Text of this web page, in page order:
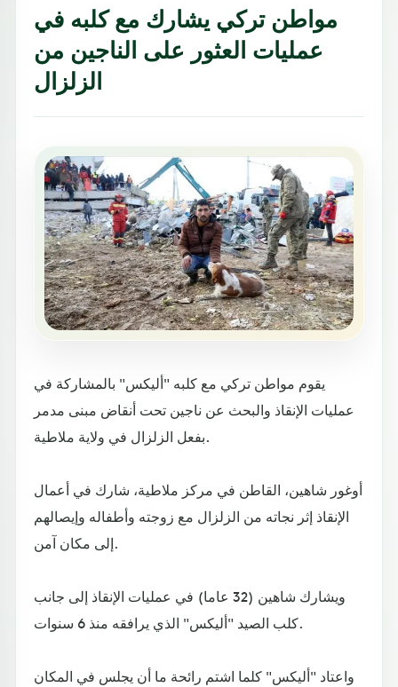
مواطن تركي يشارك مع كلبه في
عمليات العثور على الناجين من
الزلزال
يقوم مواطن تركي مع كلبه "أليكس" بالمشاركة في
عمليات الإنقاذ والبحث عن ناجين تحت أنقاض مبنى مدمر
بفعل الزلزال في ولاية ملاطية.
أوغور شاهين، القاطن في مركز ملاطية، شارك في أعمال
الإنقاذ إثر نجاته من الزلزال مع زوجته وأطفاله وإيصالهم
إلى مكان آمن.
ويشارك شاهين (32 عاما) في عمليات الإنقاذ إلى جانب
كلب الصيد "أليكس" الذي يرافقه منذ 6 سنوات.
واعتاد "أليكس" كلما اشتم رائحة ما أن يجلس في المكان